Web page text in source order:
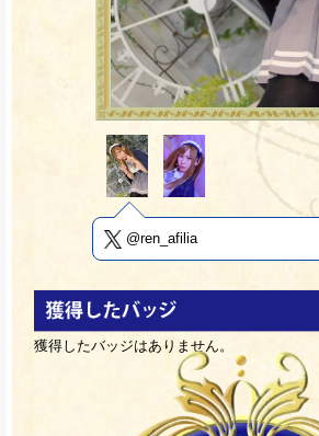
@ren_afilia
獲得したバッジはありません。